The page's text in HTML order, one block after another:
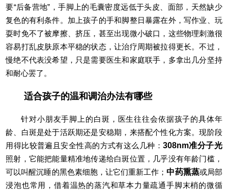
要“后备营地”，手脚上的毛囊密度远低于头皮、面部，天然缺少
复色的有利条件。加上孩子的手和脚整日暴露在外，写作业、玩
耍时免不了被摩擦、挤压，甚至出现微小破口，这些物理刺激很
容易打乱皮肤原本平稳的状态，让治疗周期被拉得更长。不过，
慢绝不代表没希望，只是需要医生和家庭联手，多拿出几分坚持
和耐心罢了。
适合孩子的温和调治办法有哪些
针对小朋友手脚上的白斑，医生往往会依据孩子的具体年
龄、白斑是处于活跃期还是安稳期，来搭配个性化方案。现阶段
用得比较普遍且安全性高的方式有这么几种：308nm准分子光
照射，它能把能量精准地传递给白斑位置，几乎没有年龄门槛，
可以叫醒沉睡的黑色素细胞，让它们重新工作；中药熏蒸或局部
浸泡也常用，借着温热的蒸汽和草本力量疏通手脚末梢的微循